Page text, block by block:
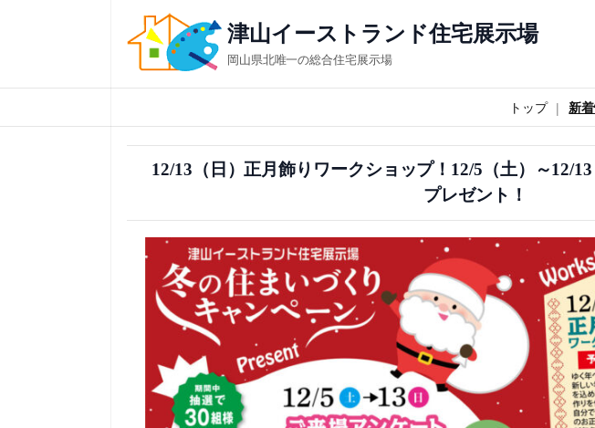
ス
キ
津山イーストランド住宅展示場
岡山県北唯一の総合住宅展示場
トップ 新
12/13（日）正月飾りワークショップ！12/5（土）～12/
プレゼント！